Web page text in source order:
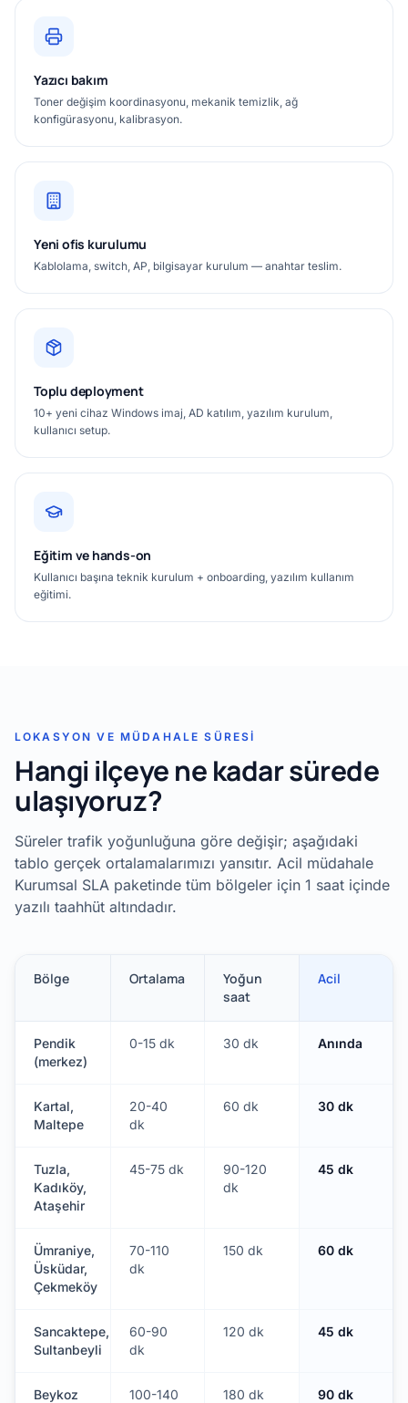
Yazıcı bakım
Toner değişim koordinasyonu, mekanik temizlik, ağ
konfigürasyonu, kalibrasyon.
Yeni ofis kurulumu
Kablolama, switch, AP, bilgisayar kurulum — anahtar teslim.
Toplu deployment
10+ yeni cihaz Windows imaj, AD katılım, yazılım kurulum,
kullanıcı setup.
Eğitim ve hands-on
Kullanıcı başına teknik kurulum + onboarding, yazılım kullanım
eğitimi.
LOKASYON VE MÜDAHALE SÜRESI
Hangi ilçeye ne kadar sürede
ulaşıyoruz?
Süreler trafik yoğunluğuna göre değişir; aşağıdaki
tablo gerçek ortalamalarımızı yansıtır. Acil müdahale
Kurumsal SLA paketinde tüm bölgeler için 1 saat içinde
yazılı taahhüt altındadır.
Bölge Ortalama
Yoğun
saat
Acil
Pendik
(merkez)
0-15 dk 30 dk Anında
Kartal,
Maltepe
20-40
dk
60 dk 30 dk
Tuzla,
Kadıköy,
Ataşehir
45-75 dk
90-120
dk
45 dk
Ümraniye,
Üsküdar,
Çekmeköy
70-110
dk
150 dk 60 dk
Sancaktepe,
Sultanbeyli
60-90
dk
120 dk 45 dk
Beykoz
100-140
180 dk 90 dk